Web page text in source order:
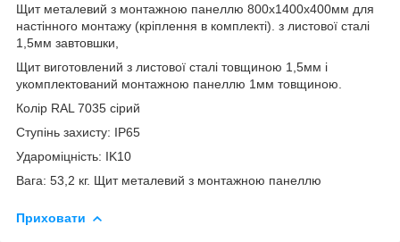
Щит металевий з монтажною панеллю 800х1400х400мм для
настінного монтажу (кріплення в комплекті). з листової сталі
1,5мм завтовшки,
Щит виготовлений з листової сталі товщиною 1,5мм і
укомплектований монтажною панеллю 1мм товщиною.
Колір RAL 7035 сірий
Ступінь захисту: IP65
Удароміцність: IK10
Вага: 53,2 кг. Щит металевий з монтажною панеллю
Приховати